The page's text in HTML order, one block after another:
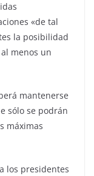
«de tal
la posibilidad
menos un
mantenerse
sólo se podrán
máximas
los presidentes